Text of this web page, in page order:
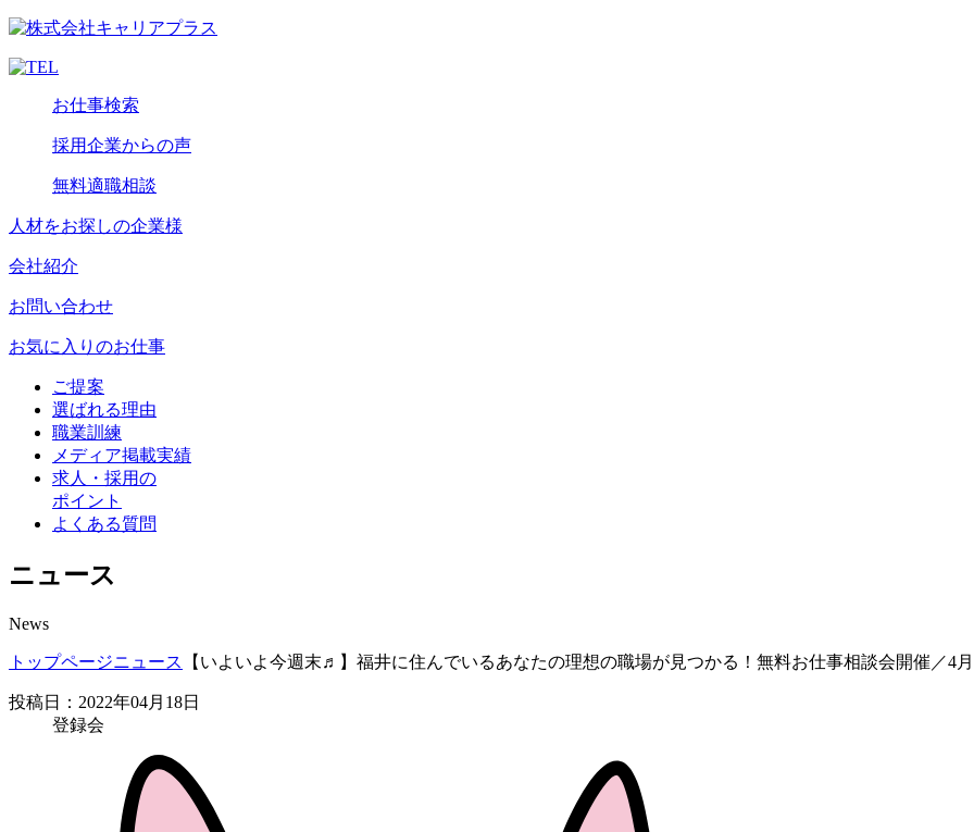
お仕事検索
採用企業からの声
無料適職相談
人材をお探しの企業様
会社紹介
お問い合わせ
お気に入りのお仕事
ご提案
選ばれる理由
職業訓練
メディア掲載実績
求人・採用の
ポイント
よくある質問
ニュース
News
トップページニュース 【いよいよ今週末♬】福井に住んでいるあなたの理想の職場が見つかる！無料お仕事相談会開催／4
投稿日：2022年04月18日
登録会